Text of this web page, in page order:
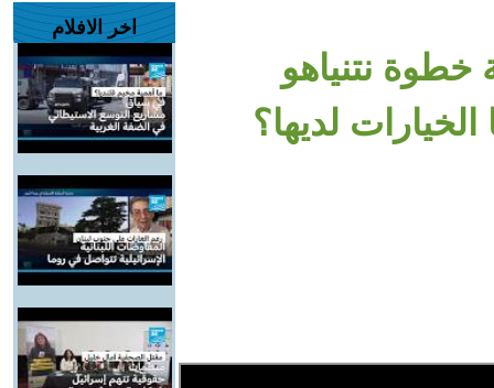
نتنياهو
لديها؟
اخر الافلام